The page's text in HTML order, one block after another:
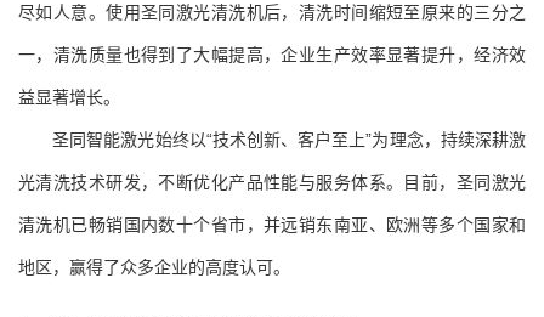
尽如人意。使用圣同激光清洗机后，清洗时间缩短至原来的三分之
一，清洗质量也得到了大幅提高，企业生产效率显著提升，经济效
益显著增长。
圣同智能激光始终以“技术创新、客户至上”为理念，持续深耕激
光清洗技术研发，不断优化产品性能与服务体系。目前，圣同激光
清洗机已畅销国内数十个省市，并远销东南亚、欧洲等多个国家和
地区，赢得了众多企业的高度认可。